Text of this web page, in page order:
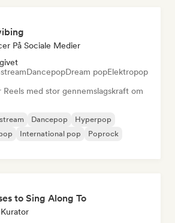
På Sociale Medier
DancepopDream popElektropop
med stor gennemslagskraft om
Dancepop
Hyperpop
International pop
Poprock
to Sing Along To